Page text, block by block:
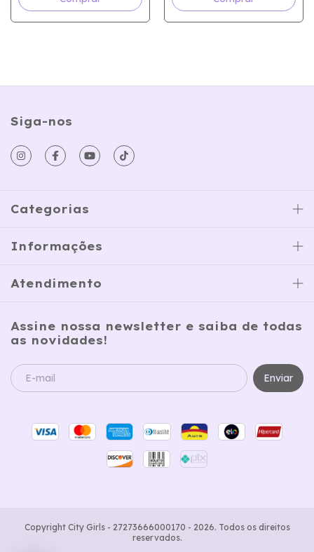
Siga-nos
Categorias
Informações
Atendimento
Assine nossa newsletter e saiba de todas
as novidades!
Copyright City Girls - 27273666000170 - 2026. Todos os direitos
reservados.